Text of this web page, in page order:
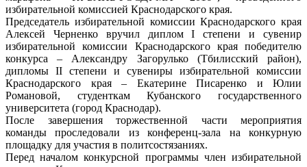
избирательной комиссией Краснодарского края.
Председатель избирательной комиссии Краснодарского края
Алексей Черненко вручил диплом I степени и сувенир
избирательной комиссии Краснодарского края победителю
конкурса – Александру Загорулько (Тбилисский район),
дипломы II степени и сувениры избирательной комиссии
Краснодарского края – Екатерине Писаренко и Юлии
Романовой, студенткам Кубанского государственного
университета (город Краснодар).
После завершения торжественной части мероприятия
команды проследовали из конференц-зала на конкурную
площадку для участия в политсостязаниях.
Перед началом конкурсной программы член избирательной